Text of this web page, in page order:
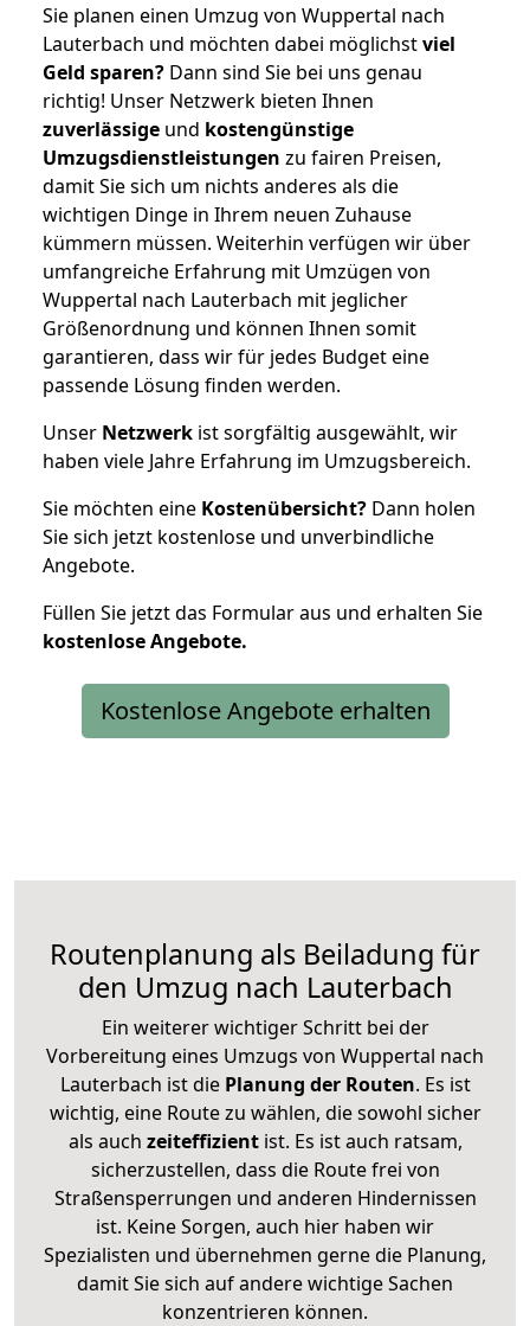
Sie planen einen Umzug von Wuppertal nach
Lauterbach und möchten dabei möglichstviel
Geld sparen? Dann sind Sie bei uns genau
richtig! Unser Netzwerk bieten Ihnen
zuverlässige und kostengünstige
Umzugsdienstleistungen zu fairen Preisen,
damit Sie sich um nichts anderes als die
wichtigen Dinge in Ihrem neuen Zuhause
kümmern müssen. Weiterhin verfügen wir über
umfangreiche Erfahrung mit Umzügen von
Wuppertal nach Lauterbach mit jeglicher
Größenordnung und können Ihnen somit
garantieren, dass wir für jedes Budget eine
passende Lösung finden werden.
Unser Netzwerk ist sorgfältig ausgewählt, wir
haben viele Jahre Erfahrung im Umzugsbereich.
Sie möchten eine Kostenübersicht? Dann holen
Sie sich jetzt kostenlose und unverbindliche
Angebote.
Füllen Sie jetzt das Formular aus und erhalten Sie
kostenloseAngebote.
Kostenlose Angebote erhalten
Routenplanung als Beiladung für
den Umzug nach Lauterbach
Ein weiterer wichtiger Schritt bei der
Vorbereitung eines Umzugs von Wuppertal nach
Lauterbach ist diePlanung der Routen. Es ist
wichtig, eine Route zu wählen, die sowohl sicher
als auch zeiteffizientist. Es ist auch ratsam,
sicherzustellen, dass die Route frei von
Straßensperrungen und anderen Hindernissen
ist. Keine Sorgen, auch hier haben wir
Spezialisten und übernehmen gerne die Planung,
damit Sie sich auf andere wichtige Sachen
konzentrieren können.